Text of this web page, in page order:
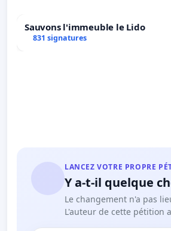
Sauvons l'immeuble le Lido
831 signatures
LANCEZ VOTRE PROPRE
Y a-t-il quelque
Le changement n'a pas
L'auteur de cette pétition